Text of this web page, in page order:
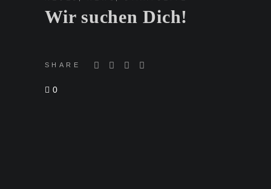
Wir suchen Dich!
SHARE
0